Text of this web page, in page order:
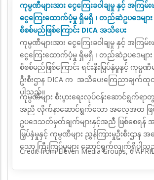
ကုမ္ပဏီများအား ငွေကြေးခဝါချမှု နှင့် အကြ
ငွေကြေးထောက်ပံ့မှု ရှိမရှိ ၊ တည်ဆဲဥပဒေမျာ
စိစစ်မည်ဖြစ်ကြောင်း DICA အသိပေး
ကုမ္ပဏီများအား ငွေကြေးခဝါချမှု နှင့် အကြ
ငွေကြေးထောက်ပံ့မှု ရှိမရှိ ၊ တည်ဆဲဥပဒေမျာ
စိစစ်မည်ဖြစ်ကြောင်း ရင်းနှီးမြှပ်နှံမှုနှင့် ကုမ္ပဏီ
ဦးစီးဌာန DICA က အသိပေးကြေညာချက်ထု
ပါသည်။
ကုမ္ပဏီများ စီးပွားရေးလုပ်ငန်းဆောင်ရွက်ရာ
အညီ လိုက်နာဆောင်ရွက်သော အလေ့အထ ဖြစ်
ဥပဒေသတ်မှတ်ချက်များနှင့်အညီ ဖြစ်စေရန်
မြှပ်နှံမှုနှင့် ကုမ္ပဏီများ ညွှန်ကြားမှုဦးစီးဌာန
သော ကြီးကြပ်မှုများ ဆောင်ရွက်လျက်ရှိပါသ
Credit from Eleven Media Groups, 6